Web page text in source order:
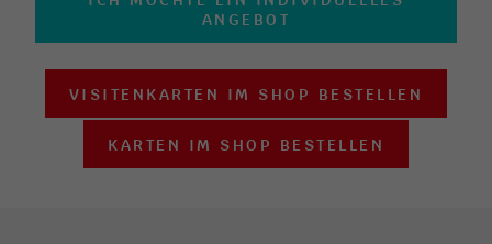
ANGEBOT
VISITENKARTEN IM SHOP BESTELLEN
KARTEN IM SHOP BESTELLEN